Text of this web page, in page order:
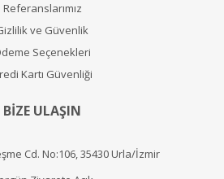
Referanslarımız
ve Güvenlik
Seçenekleri
Kartı Güvenliği
BİZE ULAŞIN
Cd. No:106, 35430 Urla/İzmir